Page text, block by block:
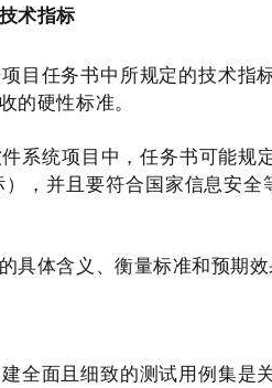
术指标
目任务书中所规定的技术指
的硬性标准。
系统项目中，任务书可能
，并且要符合国家信息安
具体含义、衡量标准和预期
全面且细致的测试用例集